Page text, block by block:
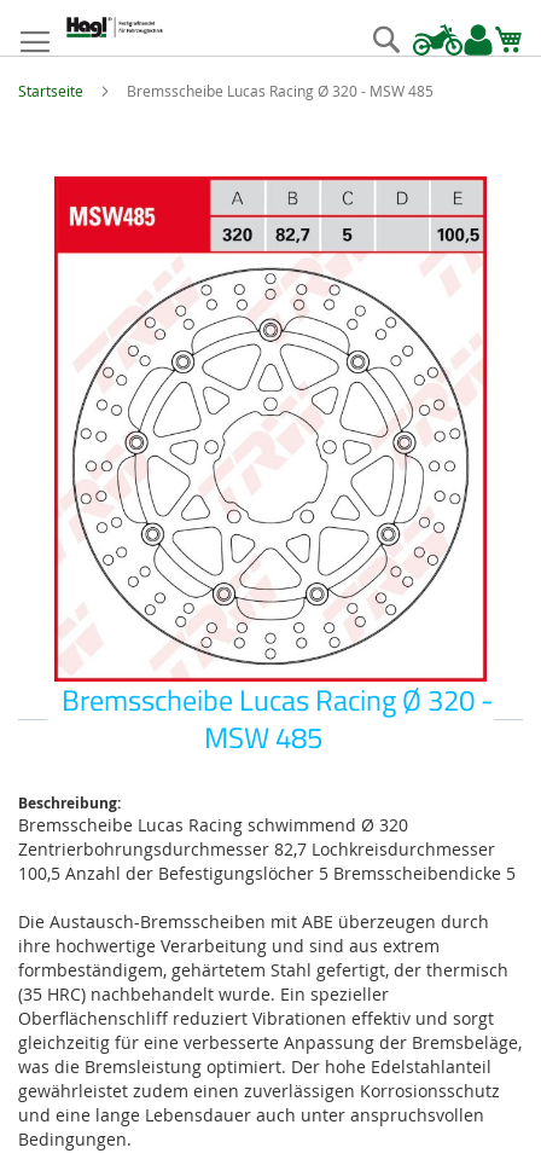
springen
Suche
Startseite Bremsscheibe Lucas Racing Ø 320 - MSW 485
Bremsscheibe Lucas Racing Ø 320 -
MSW 485
Bildgalerie
Anfang
Beschreibung:
Bremsscheibe Lucas Racing schwimmend Ø 320
Zentrierbohrungsdurchmesser 82,7 Lochkreisdurchmesser
100,5 Anzahl der Befestigungslöcher 5 Bremsscheibendicke 5
Die Austausch-Bremsscheiben mit ABE überzeugen durch
ihre hochwertige Verarbeitung und sind aus extrem
formbeständigem, gehärtetem Stahl gefertigt, der thermisch
(35 HRC) nachbehandelt wurde. Ein spezieller
Oberflächenschliff reduziert Vibrationen effektiv und sorgt
gleichzeitig für eine verbesserte Anpassung der Bremsbeläge,
was die Bremsleistung optimiert. Der hohe Edelstahlanteil
gewährleistet zudem einen zuverlässigen Korrosionsschutz
und eine lange Lebensdauer auch unter anspruchsvollen
Bedingungen.